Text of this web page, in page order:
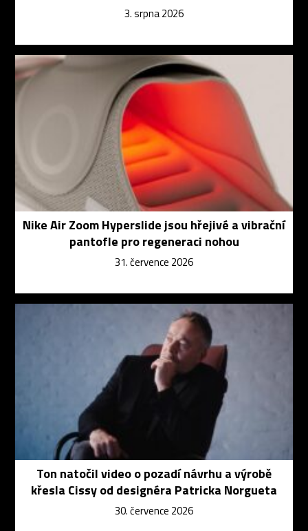
3. srpna 2026
Nike Air Zoom Hyperslide jsou hřejivé a vibrační
pantofle pro regeneraci nohou
31. července 2026
Ton natočil video o pozadí návrhu a výrobě
křesla Cissy od designéra Patricka Norgueta
30. července 2026